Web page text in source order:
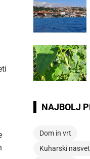
NAJBOLJ
Dom in vrt
Kuharski